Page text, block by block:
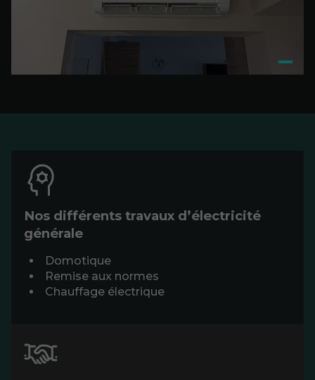
Nos différents travaux d’électricité
générale
Domotique
Remise aux normes
Chauffage électrique